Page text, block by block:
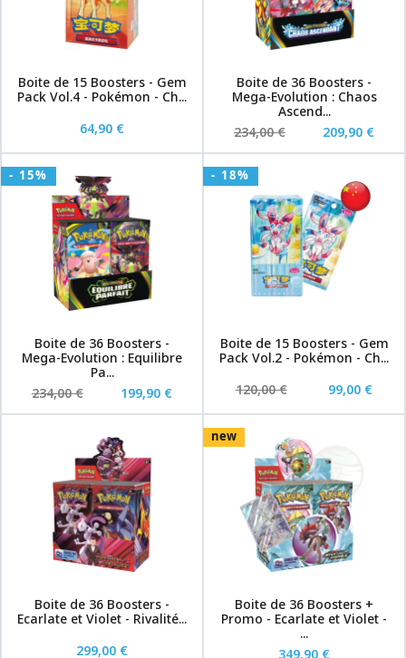
Boite de 15 Boosters - Gem
Pack Vol.4 - Pokémon - Ch...
64,90 €
Boite de 36 Boosters -
Mega-Evolution : Chaos
Ascend...
234,00 €
209,90 €
- 15%
Boite de 36 Boosters -
Mega-Evolution : Equilibre
Pa...
234,00 €
199,90 €
- 18%
Boite de 15 Boosters - Gem
Pack Vol.2 - Pokémon - Ch...
120,00 €
99,00 €
Boite de 36 Boosters -
Ecarlate et Violet - Rivalité...
299,00 €
new
Boite de 36 Boosters +
Promo - Ecarlate et Violet -
...
349,90 €